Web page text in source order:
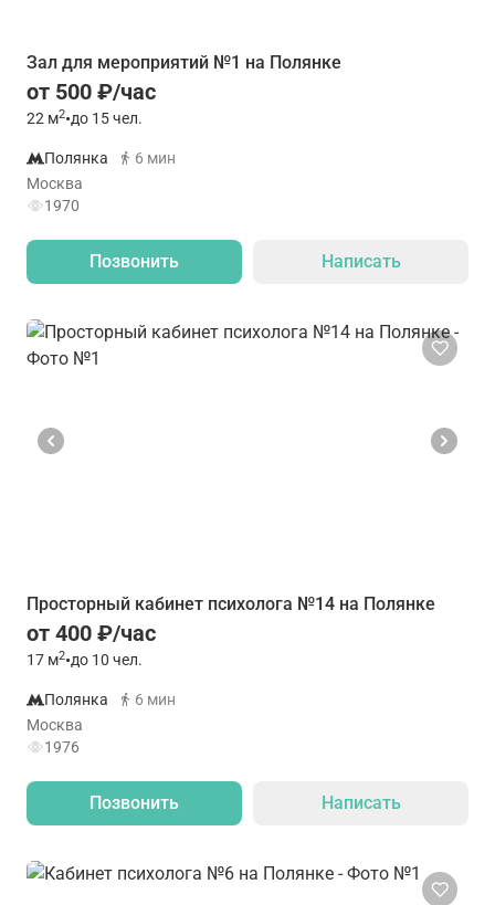
Зал для мероприятий №1 на Полянке
от 500 ₽/час
22 м2•до 15 чел.
Полянка
6 мин
Москва
1970
Позвонить Написать
Просторный кабинет психолога №14 на Полянке
от 400 ₽/час
17 м2•до 10 чел.
Полянка
6 мин
Москва
1976
Позвонить Написать